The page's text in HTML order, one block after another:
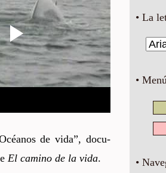
de vida”, do­cu­
El ca­mino de la vida.
• La
•
•